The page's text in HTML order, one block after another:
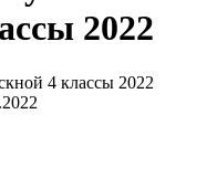
2022
4 классы 2022